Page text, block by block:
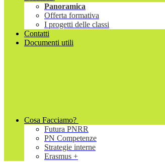
Panoramica
Offerta formativa
I progetti delle classi
Contatti
Documenti utili
Cosa Facciamo?
Futura PNRR
PN Competenze
Strategie interne
Erasmus +